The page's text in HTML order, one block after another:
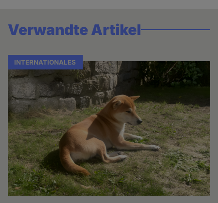
Verwandte Artikel
INTERNATIONALES